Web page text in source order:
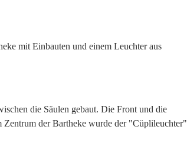
mit Einbauten und einem Leuchter aus
die Säulen gebaut. Die Front und die
Zentrum der Bartheke wurde der "Cüplileuchter"